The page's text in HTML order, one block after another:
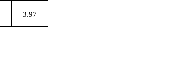
3.97